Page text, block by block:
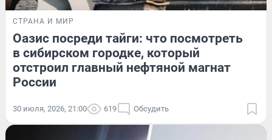
СТРАНА И МИР
Оазис посреди тайги: что посмотреть
в сибирском городке, который
отстроил главный нефтяной магнат
России
30 июля, 2026, 21:00 619 Обсудить